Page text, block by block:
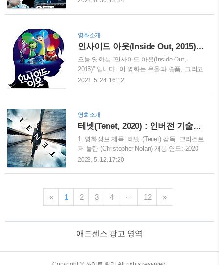
일: 2017년 2월 24일 (미국) 상영시간: 104분
등급: R등급 (미성년자 관람 불가) 2. 영화평점
로튼 토마토에서 98%의 높은 승인 점수를 기
록하였으며, 메타크리틱에서는 100점 만점에
84점을 받았습니다. 또한 IMDb에서는 10점 만
다. 또한 같은 해 골든 글로브 시상식에서..
영화소개
인사이드 아웃(Inside Out, 2015) : 머리속 세상 어디까지 상상해봤니?
오늘 영화는 “인사이드 아웃(Inside Out,
2015)” 입니다. 이 영화는 우울과 슬픔, 그리고
다른 감정들을 잘 이해하고 처리하는 방법에
라일리의 감정들, 즉 기쁨, 슬픔, 분노, 공포,
싫증이 그녀의 일상 생활에 어떻게 영향을 미
치는지 보여주는 영화입니다. 1. 영화정보 제
목: 인사이드 아웃 (Inside Out) 감독: 피트 닥
터 (Pete Docter) 제작사: 디즈니·픽사
평점 기쁨 (조이): 에이미 포엘..
2023. 5. 24. 16:12
영화소개
테넷(Tenet, 2020) : 인버전 기술과 함께하는 미래와 과거의 웅장한 전투가 시작된다.
1. 영화정보 제목: 테넷 (Tenet) 감독: 크리스토
퍼 놀란 (Christopher Nolan) 개봉 연도: 2020
장르: 액션, SF, 스릴러 러닝타임: 약 150분 국
래너, 마이클 케인 등 2. 영화평점 IMDb:
7.4/10 Rotten Tomatoes: 70% (평론가 기준),
76% (관객 기준) Metacritic: 69/100 (평론가 기
을 만나다" 이야기는 주인공(존 데이비드 워싱
2023. 5. 12. 17:20
« 1 2 3 4 ··· 12 »
애드센스 광고 영역
TistoryWhaleSkin3.4